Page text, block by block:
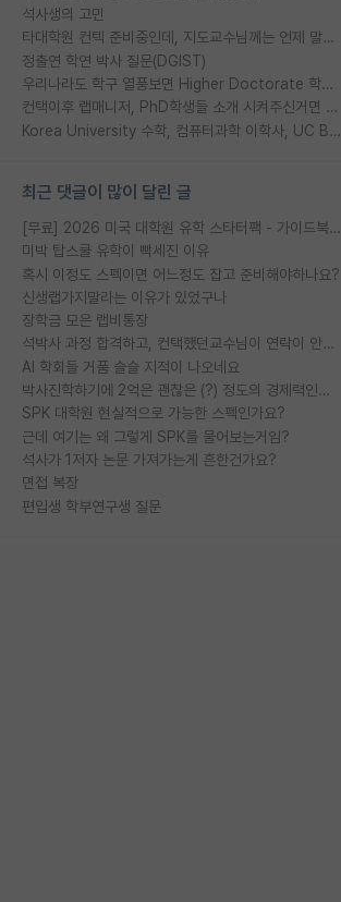
석사생의 고민
타대학원 컨텍 준비중인데, 지도교수님께는 언제 말씀드려야 할까요?
정출연 학연 박사 질문(DGIST)
우리나라도 학구 열풍보면 Higher Doctorate 학위가 필요하다고 봅니다.
컨택이후 랩매니저, PhD학생들 소개 시켜주신거면 거의 컨펌에 가깝나요?
Korea University 수학, 컴퓨터과학 이학사, UC Berkeley 산업공학 대학원 공학박사가 되는 것은 쉽지 않겠죠?
최근 댓글이 많이 달린 글
[무료] 2026 미국 대학원 유학 스타터팩 - 가이드북 & 합격자 컨택메일 템플릿
미박 탑스쿨 유학이 빡세진 이유
혹시 이정도 스펙이면 어느정도 잡고 준비해야하나요?
신생랩가지말라는 이유가 있었구나
장학금 모은 랩비통장
석박사 과정 합격하고, 컨택했던교수님이 연락이 안됩니다...
AI 학회들 거품 슬슬 지적이 나오네요
박사진학하기에 2억은 괜찮은 (?) 정도의 경제력인가요
SPK 대학원 현실적으로 가능한 스펙인가요?
근데 여기는 왜 그렇게 SPK를 물어보는거임?
석사가 1저자 논문 가져가는게 흔한건가요?
면접 복장
편입생 학부연구생 질문